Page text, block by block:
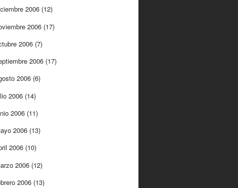
2006 (12)
2006 (17)
2006 (7)
2006 (17)
2006 (6)
2006 (14)
2006 (11)
2006 (13)
2006 (10)
2006 (12)
2006 (13)